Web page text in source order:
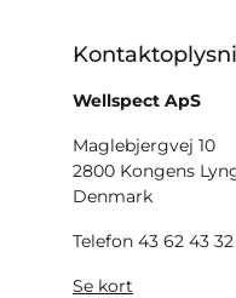
Wellspect ApS
Maglebjergvej 10
2800 Kongens
Denmark
Telefon 43 62 43 32
Se kort